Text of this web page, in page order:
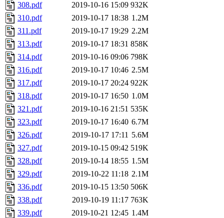
308.pdf
2019-10-16 15:09 932K
310.pdf
2019-10-17 18:38 1.2M
311.pdf
2019-10-17 19:29 2.2M
313.pdf
2019-10-17 18:31 858K
314.pdf
2019-10-16 09:06 798K
316.pdf
2019-10-17 10:46 2.5M
317.pdf
2019-10-17 20:24 922K
318.pdf
2019-10-17 16:50 1.0M
321.pdf
2019-10-16 21:51 535K
323.pdf
2019-10-17 16:40 6.7M
326.pdf
2019-10-17 17:11 5.6M
327.pdf
2019-10-15 09:42 519K
328.pdf
2019-10-14 18:55 1.5M
329.pdf
2019-10-22 11:18 2.1M
336.pdf
2019-10-15 13:50 506K
338.pdf
2019-10-19 11:17 763K
339.pdf
2019-10-21 12:45 1.4M